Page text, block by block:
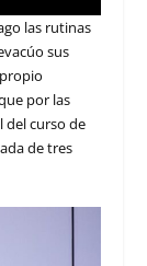
las rutinas
sus
por las
del curso de
de tres